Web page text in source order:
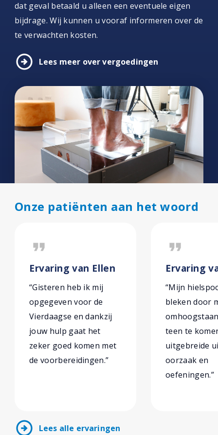
dat geval betaald u alleen een eventuele eigen
bijdrage. Wij kunnen u vooraf informeren over de
te verwachten kosten.
arrow_circle_right Lees meer over vergoedingen
Onze patiënten aan het woord
format_quote
Ervaring van Ellen
“Gisteren heb ik mij
opgegeven voor de
Vierdaagse en dankzij
jouw hulp gaat het
zeker goed komen met
de voorbereidingen.”
format_quote
Ervaring
“Mijn
bleken door
teen te
uitgebreide
oorzaak en
oefeningen.”
arrow_circle_right Lees alle ervaringen